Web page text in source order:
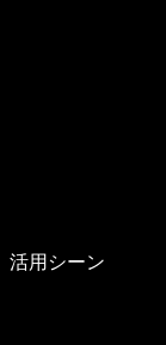
活用シーン